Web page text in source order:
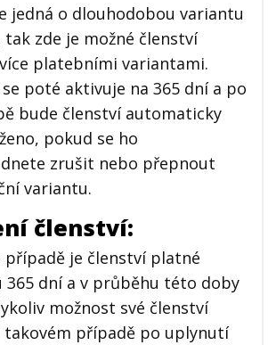
jedná o dlouhodobou variantu
tak zde je možné členství
platebními variantami.
poté aktivuje na 365 dní a po
bude členství automaticky
pokud se ho
zrušit nebo přepnout
variantu.
členství:
je členství platné
365 dní a v průběhu této doby
možnost své členství
takovém případě po uplynutí